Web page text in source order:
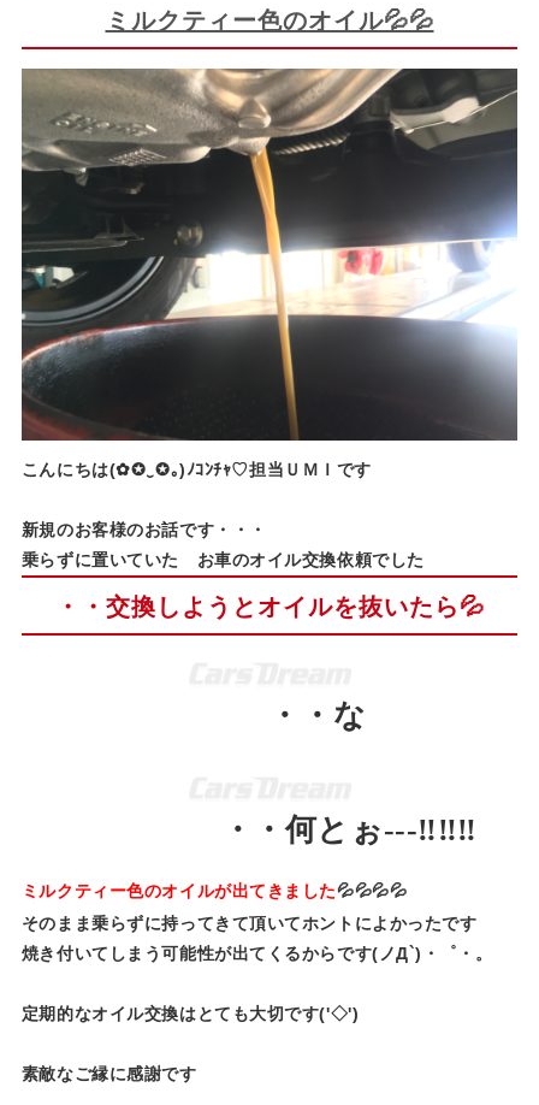
ミルクティー色のオイル💦💦
こんにちは(✿✪‿✪｡)ﾉｺﾝﾁｬ♡担当ＵＭＩです
新規のお客様のお話です・・・
乗らずに置いていた お車のオイル交換依頼でした
・・交換しようとオイルを抜いたら💦
・・な
・・何とぉ‐‐‐‼‼‼
ミルクティー色のオイルが出てきました💦💦💦💦
そのまま乗らずに持ってきて頂いてホントによかったです
焼き付いてしまう可能性が出てくるからです(ノД`)・゜・。
定期的なオイル交換はとても大切です('◇')ゞ
素敵なご縁に感謝です